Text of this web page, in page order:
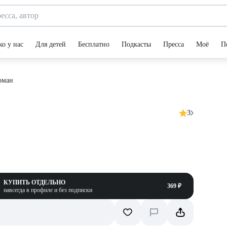
у нас Для детей Бесплатно Подкасты Пресса Моё
3
КУПИТЬ ОТДЕЛЬНО
навсегда в профиле и без подписки
369 ₽